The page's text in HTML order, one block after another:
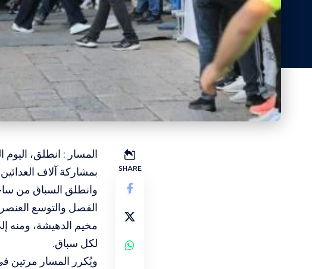
SHARE
المسار : انطلق،
بمشاركة آلاف
وانطلق السباق من
الفصل والتوسع
مخيم الدهيشة، ومنه
لكل سباق.